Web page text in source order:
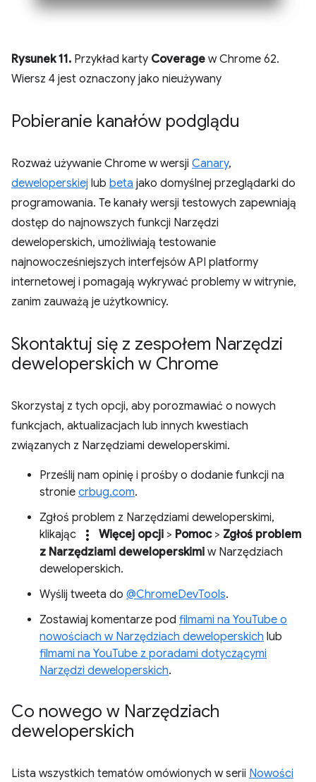
Rysunek 11. Przykład karty Coverage w Chrome 62.
Wiersz 4 jest oznaczony jako nieużywany
Pobieranie kanałów podglądu
Rozważ używanie Chrome w wersji Canary,
deweloperskiej lub beta jako domyślnej przeglądarki do
programowania. Te kanały wersji testowych zapewniają
dostęp do najnowszych funkcji Narzędzi
deweloperskich, umożliwiają testowanie
najnowocześniejszych interfejsów API platformy
internetowej i pomagają wykrywać problemy w witrynie,
zanim zauważą je użytkownicy.
Skontaktuj się z zespołem Narzędzi
deweloperskich w Chrome
Skorzystaj z tych opcji, aby porozmawiać o nowych
funkcjach, aktualizacjach lub innych kwestiach
związanych z Narzędziami deweloperskimi.
Prześlij nam opinię i prośby o dodanie funkcji na
stronie crbug.com.
Zgłoś problem z Narzędziami deweloperskimi,
klikając
more_vert Więcej opcji > Pomoc> Zgłoś problem
z Narzędziami deweloperskimi w Narzędziach
deweloperskich.
Wyślij tweeta do @ChromeDevTools.
Zostawiaj komentarze pod filmami na YouTube o
nowościach w Narzędziach deweloperskich lub
filmami na YouTube z poradami dotyczącymi
Narzędzi deweloperskich.
Co nowego w Narzędziach
deweloperskich
Lista wszystkich tematów omówionych w serii Nowości